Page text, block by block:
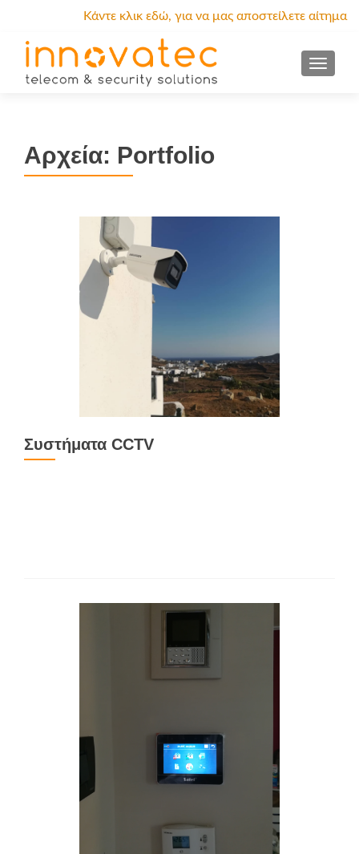
Κάντε κλικ εδώ, για να μας αποστείλετε αίτημα
προσφοράς.
MENU
Αρχεία: Portfolio
Συστήματα CCTV